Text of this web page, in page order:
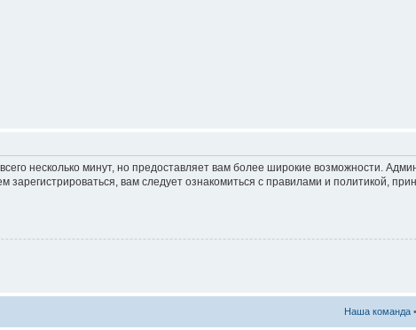
несколько минут, но предоставляет вам более широкие возможности.
вам следует ознакомиться с правилами и политикой,
Наша команда •